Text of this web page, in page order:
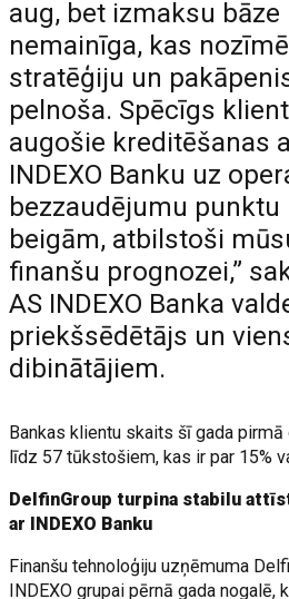
aug, bet izmaksu bāze
nemainīga, kas
stratēģiju un
pelnoša. Spēcīgs
augošie kreditēšanas
INDEXO Banku uz
bezzaudējumu punktu
beigām, atbilstoši
finanšu prognozei,”
AS INDEXO Banka
priekšsēdētājs un
dibinātājiem.
Bankas klientu skaits šī gada
līdz 57 tūkstošiem, kas ir par 15%
DelfinGroup turpina stabilu
ar INDEXO Banku
Finanšu tehnoloģiju uzņēmuma
INDEXO grupai pērnā gada